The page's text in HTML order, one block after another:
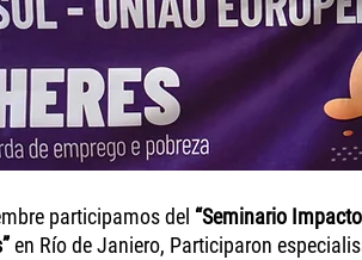
participamos del “Seminario
en Río de Janiero, Participaron